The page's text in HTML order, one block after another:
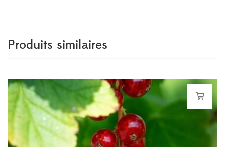
Produits similaires